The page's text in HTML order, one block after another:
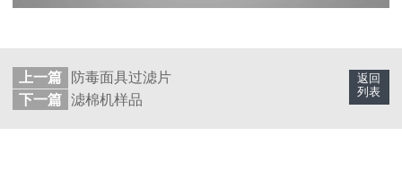
返回
列表
上一篇
防毒面具过滤片
下一篇 滤棉机样品